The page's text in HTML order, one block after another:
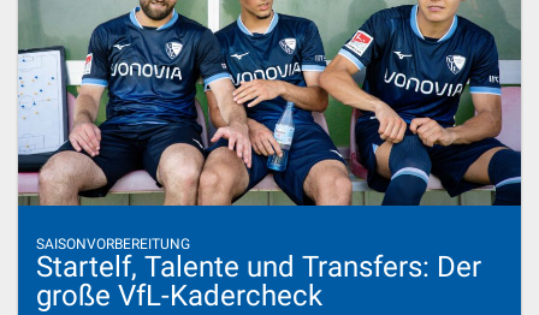
SAISONVORBEREITUNG
Startelf, Talente und Transfers: Der
große VfL-Kadercheck